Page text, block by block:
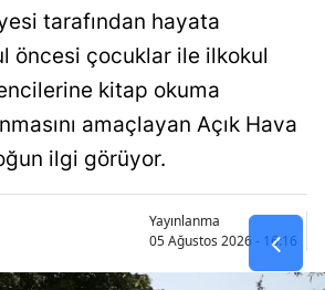
tarafından hayata
öncesi çocuklar ile ilkokul
kitap okuma
amaçlayan Açık Hava
ilgi görüyor.
Yayınlanma
05 Ağustos 2026 - 16:16